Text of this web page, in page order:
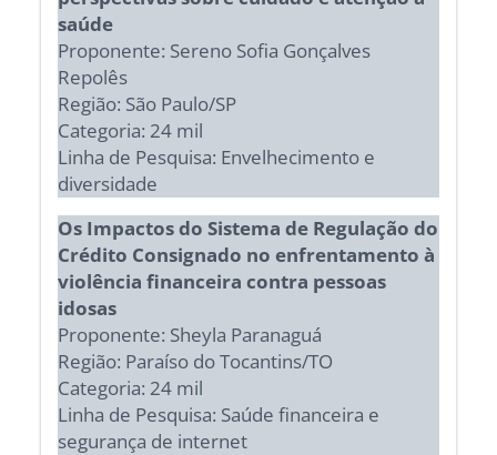
saúde
Proponente: Sereno Sofia Gonçalves
Repolês
Região: São Paulo/SP
Categoria: 24 mil
Linha de Pesquisa: Envelhecimento e
diversidade
Os Impactos do Sistema de Regulação do
Crédito Consignado no enfrentamento à
violência financeira contra pessoas
idosas
Proponente: Sheyla Paranaguá
Região: Paraíso do Tocantins/TO
Categoria: 24 mil
Linha de Pesquisa: Saúde financeira e
segurança de internet